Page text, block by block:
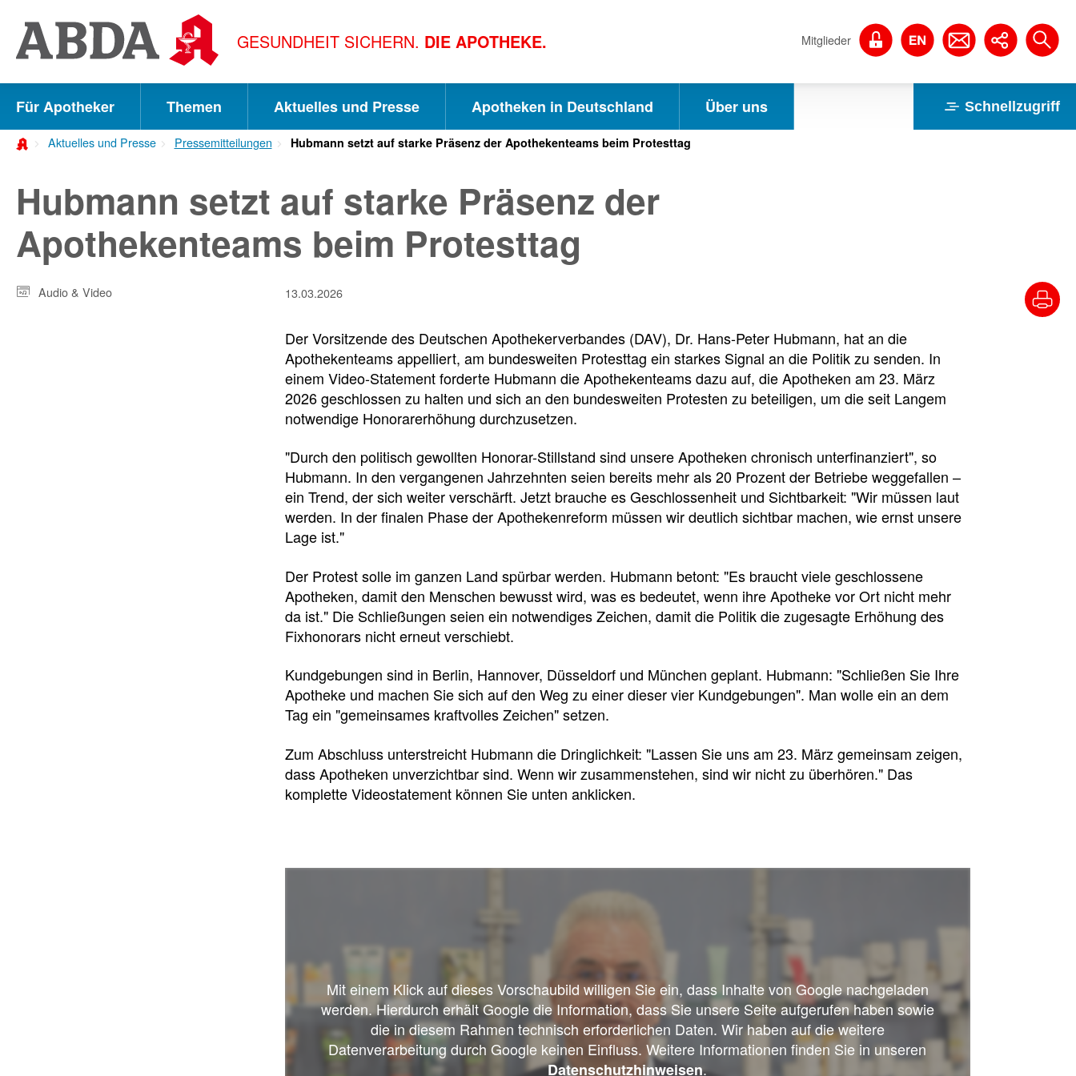
direkt
zu:
zur
Hauptnavigation
zur
zum
Inhalt
Suche
GESUNDHEIT SICHERN. DIE APOTHEKE. Mitglieder
Für Apotheker Themen Aktuelles und Presse Apotheken in Deutschland Über uns Schnellzugriff
Aktuelles und Presse Pressemitteilungen Hubmann setzt auf starke Präsenz der Apothekenteams beim Protesttag
Hubmann setzt auf starke Präsenz der
Apothekenteams beim Protesttag
Audio & Video 13.03.2026
Der Vorsitzende des Deutschen Apothekerverbandes (DAV), Dr. Hans-Peter Hubmann, hat an die
Apothekenteams appelliert, am bundesweiten Protesttag ein starkes Signal an die Politik zu senden. In
einem Video-Statement forderte Hubmann die Apothekenteams dazu auf, die Apotheken am 23. März
2026 geschlossen zu halten und sich an den bundesweiten Protesten zu beteiligen, um die seit Langem
notwendige Honorarerhöhung durchzusetzen.
"Durch den politisch gewollten Honorar-Stillstand sind unsere Apotheken chronisch unterfinanziert", so
Hubmann. In den vergangenen Jahrzehnten seien bereits mehr als 20 Prozent der Betriebe weggefallen –
ein Trend, der sich weiter verschärft. Jetzt brauche es Geschlossenheit und Sichtbarkeit: "Wir müssen laut
werden. In der finalen Phase der Apothekenreform müssen wir deutlich sichtbar machen, wie ernst unsere
Lage ist."
Der Protest solle im ganzen Land spürbar werden. Hubmann betont: "Es braucht viele geschlossene
Apotheken, damit den Menschen bewusst wird, was es bedeutet, wenn ihre Apotheke vor Ort nicht mehr
da ist." Die Schließungen seien ein notwendiges Zeichen, damit die Politik die zugesagte Erhöhung des
Fixhonorars nicht erneut verschiebt.
Kundgebungen sind in Berlin, Hannover, Düsseldorf und München geplant. Hubmann: "Schließen Sie Ihre
Apotheke und machen Sie sich auf den Weg zu einer dieser vier Kundgebungen". Man wolle ein an dem
Tag ein "gemeinsames kraftvolles Zeichen" setzen.
Zum Abschluss unterstreicht Hubmann die Dringlichkeit: "Lassen Sie uns am 23. März gemeinsam zeigen,
dass Apotheken unverzichtbar sind. Wenn wir zusammenstehen, sind wir nicht zu überhören." Das
komplette Videostatement können Sie unten anklicken.
Mit einem Klick auf dieses Vorschaubild willigen Sie ein, dass Inhalte von Google nachgeladen
werden. Hierdurch erhält Google die Information, dass Sie unsere Seite aufgerufen haben sowie
die in diesem Rahmen technisch erforderlichen Daten. Wir haben auf die weitere
Datenverarbeitung durch Google keinen Einfluss. Weitere Informationen finden Sie in unseren
Datenschutzhinweisen.
S
c
h
n
e
l
l
z
u
g
r
i
f
f
Tauchen
Arbeitshilfen
der
Bundesapothekerkammer
Formulare der
Arzneimittelkommission
Meldung
von
unerwünschten
Arzneimittelwirkungen
und
Qualitätsmängeln
S
e
i
e
t
e
i
l
e
n
Pressedetail
S
u
c
h
e